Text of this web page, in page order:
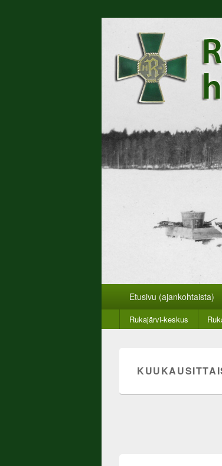
Rukajärven suunnan
PäävalikkoEtusivu (ajankohtaista)
valikko
Rukajärvi-keskus